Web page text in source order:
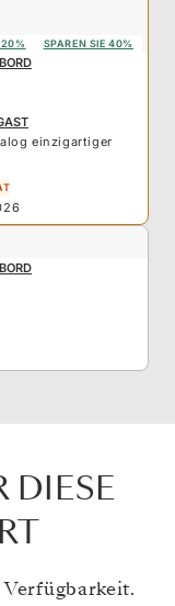
20% SPAREN SIE 40%
einzigartiger
DIESE